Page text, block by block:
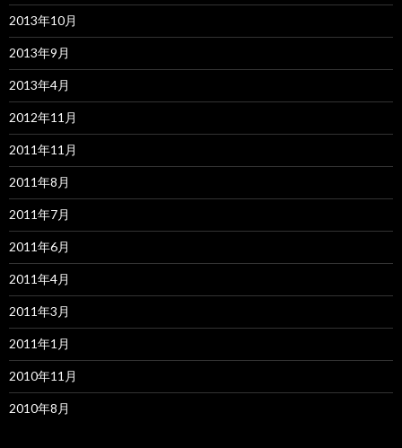
2013年10月
2013年9月
2013年4月
2012年11月
2011年11月
2011年8月
2011年7月
2011年6月
2011年4月
2011年3月
2011年1月
2010年11月
2010年8月